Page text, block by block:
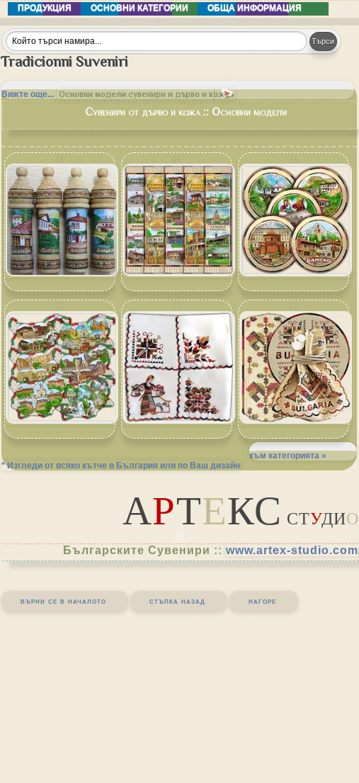
ПРОДУКЦИЯ ОСНОВНИ КАТЕГОРИИ ОБЩА ИНФОРМАЦИЯ
Tradicionni Suveniri
Вижте още... Основни модели сувенири и дърво и кожа »
Сувенири от дърво и кожа :: Основни модели
към категорията »
* Изгледи от всяко кътче в България или по Ваш дизайн
АРТЕКС СТУДИО
Българските Сувенири :: www.artex-studio.com
върни се в началото стъпка назад нагоре